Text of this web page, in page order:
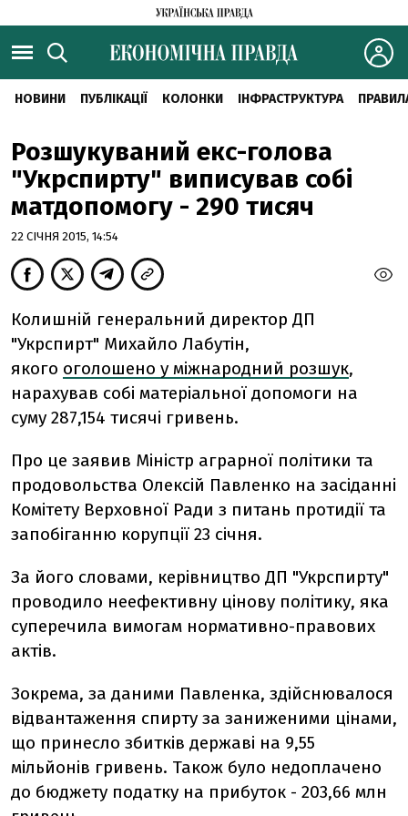
НОВИНИ ПУБЛІКАЦІЇ КОЛОНКИ ІНФРАСТРУКТУРА
Розшукуваний екс-голова
"Укрспирту" виписував собі
матдопомогу - 290 тисяч
22 СІЧНЯ 2015, 14:54
Колишній генеральний директор ДП
"Укрспирт" Михайло Лабутін,
якого оголошено у міжнародний розшук,
нарахував собі матеріальної допомоги на
суму 287,154 тисячі гривень.
Про це заявив Міністр аграрної політики та
продовольства Олексій Павленко на засіданні
Комітету Верховної Ради з питань протидії та
запобіганню корупції 23 cічня.
За його словами, керівництво ДП "Укрспирту"
проводило неефективну цінову політику, яка
суперечила вимогам нормативно-правових
актів.
Зокрема, за даними Павленка, здійснювалося
відвантаження спирту за заниженими цінами,
що принесло збитків державі на 9,55
мільйонів гривень. Також було недоплачено
до бюджету податку на прибуток - 203,66 млн